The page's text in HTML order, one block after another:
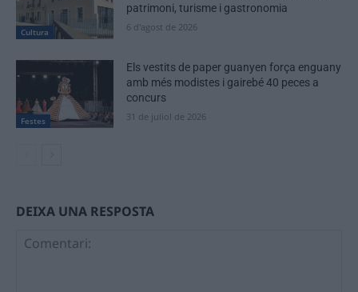
Cultura
patrimoni, turisme i gastronomia
6 d'agost de 2026
Festes
Els vestits de paper guanyen força enguany
amb més modistes i gairebé 40 peces a
concurs
31 de juliol de 2026
DEIXA UNA RESPOSTA